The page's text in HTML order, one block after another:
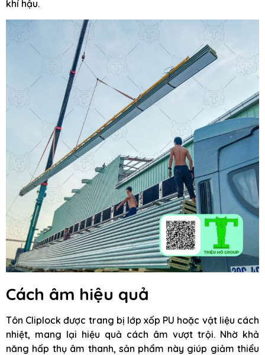
khí hậu.
Cách âm hiệu quả
Tôn Cliplock được trang bị lớp xốp PU hoặc vật liệu cách
nhiệt, mang lại hiệu quả cách âm vượt trội. Nhờ khả
năng hấp thụ âm thanh, sản phẩm này giúp giảm thiểu